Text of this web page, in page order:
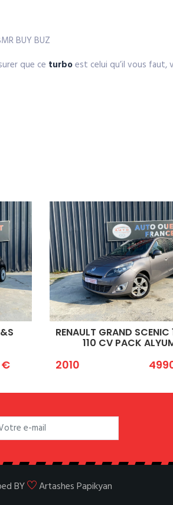
BUY BUZ
que ce turboest celui qu’il vous
RENAULT GRAND SCENIC 1.5 DCI
110 CV PACK ALYUM
2010
BY Artashes Papikyan